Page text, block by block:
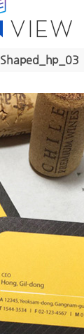
Shaped_hp_03